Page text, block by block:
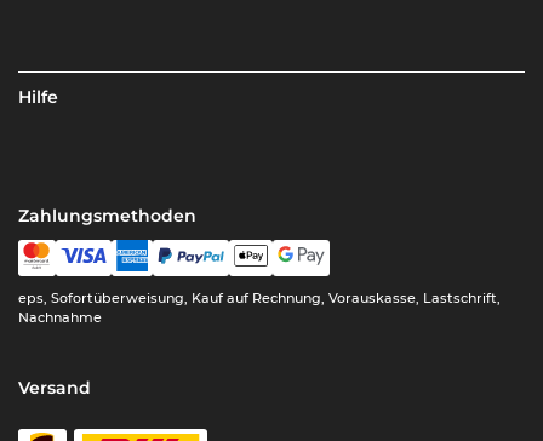
Hilfe
Zahlungsmethoden
eps, Sofortüberweisung, Kauf auf Rechnung, Vorauskasse, Lastschrift,
Nachnahme
Versand